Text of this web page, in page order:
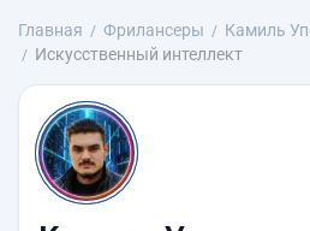
Главная Фрилансеры Камиль
Искусственный интеллект